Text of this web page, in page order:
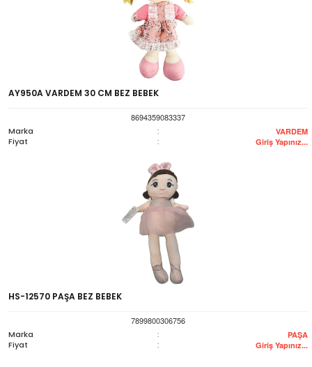
AY950A VARDEM 30 CM BEZ BEBEK
8694359083337
Marka
: VARDEM
Fiyat : Giriş Yapınız...
HS-12570 PAŞA BEZ BEBEK
7899800306756
Marka
: PAŞA
Fiyat : Giriş Yapınız...